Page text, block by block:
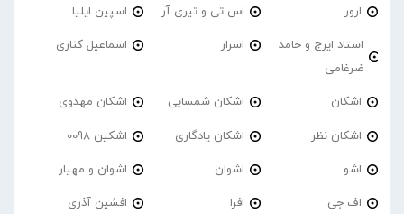
ارور اس تی و تیری آر اسپین ایلیا
استاد ایرج و حامد
ضرغامی
اسرار اسماعیل کناری
اشکان اشکان شمسایی اشکان مهدوی
اشکان نظر اشکان یادگاری اشکین 0098
اشو اشوان اشوان و مهیار
اف جی افرا افشین آذری